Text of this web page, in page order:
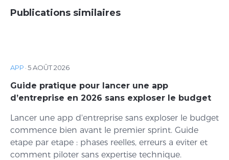
Publications similaires
APP ·5 AOÛT 2026
Guide pratique pour lancer une app
d’entreprise en 2026 sans exploser le budget
Lancer une app d'entreprise sans exploser le budget
commence bien avant le premier sprint. Guide
etape par etape : phases reelles, erreurs a eviter et
comment piloter sans expertise technique.